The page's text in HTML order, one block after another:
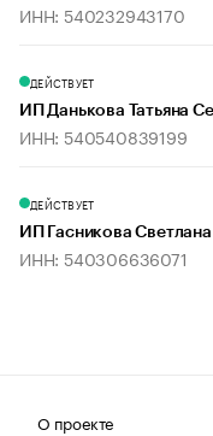
ИНН: 540232943170
ДЕЙСТВУЕТ
ИП Данькова Татьяна
ИНН: 540540839199
ДЕЙСТВУЕТ
ИП Гасникова
ИНН: 540306636071
О проекте